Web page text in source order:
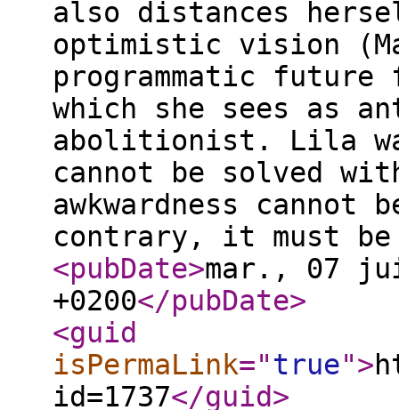
also distances
optimistic vision
programmatic
which she sees as
abolitionist. Lila
cannot be solved
awkwardness cannot
contrary, it must be
<pubDate>mar., 07
+0200</pubDate>
<guid
isPermaLink="true">
id=1737</guid>